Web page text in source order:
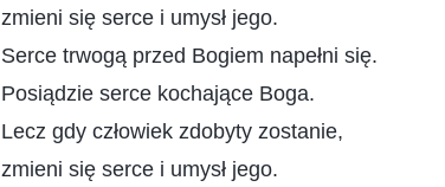
zmieni się serce i umysł jego.
Serce trwogą przed Bogiem napełni się.
Posiądzie serce kochające Boga.
Lecz gdy człowiek zdobyty zostanie,
zmieni się serce i umysł jego.